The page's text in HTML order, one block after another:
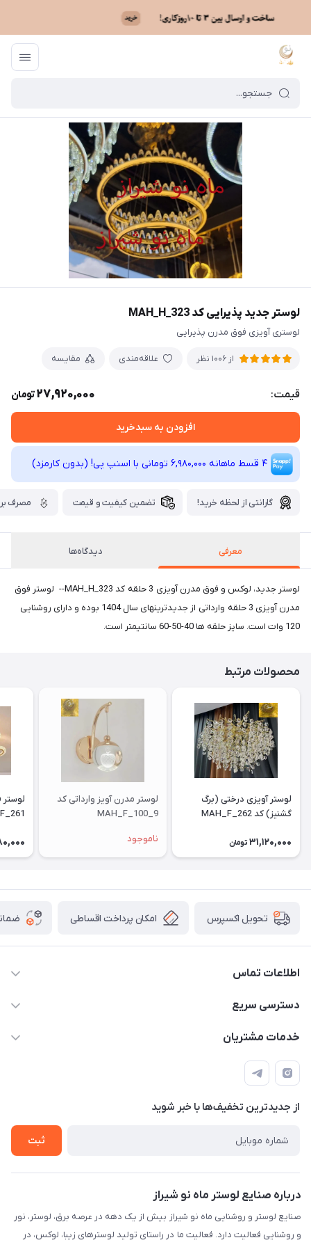
ماه نو / فهرست محصولات
لوستر جدید پذیرایی کد MAH_H_323
لوستری آویزی فوق مدرن پذیرایی
از 1006 نظر علاقه‌مندی مقایسه
قیمت: 27,920,000تومان
افزودن به سبدخرید
4 قسط ماهانه 6,980,000 تومانی با اسنپ ‌پی! (بدون کارمزد)
گارانتی از لحظه خرید! تضمین کیفیت و قیمت مصرف
معرفی دیدگاه‌ها
لوستر جدید، لوکس و فوق مدرن آویزی 3 حلقه کد MAH_H_323-- لوستر فوق
مدرن آویزی 3 حلقه وارداتی از جدیدترینهای سال 1404 بوده و دارای روشنایی
120 وات است. سایز حلقه ها 40-50-60 سانتیمتر است.
محصولات مرتبط
لوستر آویزی درختی (برگ
گشنیز) کد MAH_F_262
31,120,000 تومان
لوستر مدرن آویز وارداتی کد
MAH_F_100_9
ناموجود
تحویل اکسپرس امکان پرداخت اقساطی
اطلاعات تماس
09171115348
طبقه همکف واحد 131
دسترسی سریع
مجله فروشگاه
درباره ما
تماس با ما
خدمات مشتریان
قوانین و مقررات
حریم خصوصی
راهنما
از جدید‌ترین تخفیف‌ها با‌ خبر شوید
ثبت
درباره صنایع لوستر ماه نو شیراز
صنایع لوستر و روشنایی ماه نو شیراز بیش از یک دهه در عرصه برق، لوستر، نور
و روشنایی فعالیت دارد. فعالیت ما در راستای تولید لوسترهای زیبا، لوکس، در